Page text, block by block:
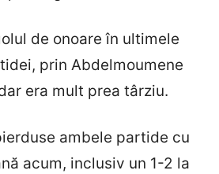
de onoare în ultimele
prin Abdelmoumene
era mult prea târziu.
ambele partide cu
acum, inclusiv un 1-2 la